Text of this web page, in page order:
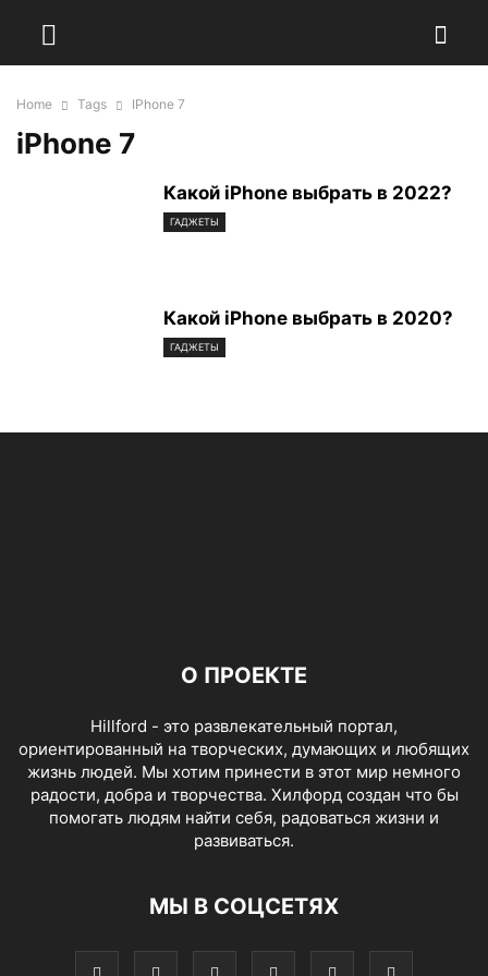
Home Tags IPhone 7
iPhone 7
Какой iPhone выбрать в 2022?
ГАДЖЕТЫ
Какой iPhone выбрать в 2020?
ГАДЖЕТЫ
О ПРОЕКТЕ
Hillford - это развлекательный портал,
ориентированный на творческих, думающих и любящих
жизнь людей. Мы хотим принести в этот мир немного
радости, добра и творчества. Хилфорд создан что бы
помогать людям найти себя, радоваться жизни и
развиваться.
МЫ В СОЦСЕТЯХ